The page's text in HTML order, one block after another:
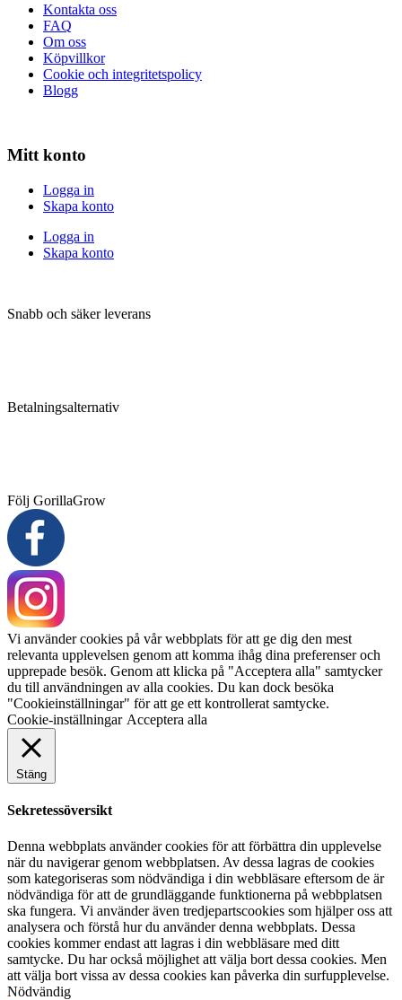
Kontakta oss
FAQ
Om oss
Köpvillkor
Cookie och integritetspolicy
Blogg
Mitt konto
Logga in
Skapa konto
Logga in
Skapa konto
Snabb och säker leverans
Betalningsalternativ
Följ GorillaGrow
Vi använder cookies på vår webbplats för att ge dig den mest
relevanta upplevelsen genom att komma ihåg dina preferenser och
upprepade besök. Genom att klicka på "Acceptera alla" samtycker
du till användningen av alla cookies. Du kan dock besöka
"Cookieinställningar" för att ge ett kontrollerat samtycke.
Cookie-inställningar Acceptera alla
Stäng
Sekretessöversikt
Denna webbplats använder cookies för att förbättra din upplevelse
när du navigerar genom webbplatsen. Av dessa lagras de cookies
som kategoriseras som nödvändiga i din webbläsare eftersom de är
nödvändiga för att de grundläggande funktionerna på webbplatsen
ska fungera. Vi använder även tredjepartscookies som hjälper oss att
analysera och förstå hur du använder denna webbplats. Dessa
cookies kommer endast att lagras i din webbläsare med ditt
samtycke. Du har också möjlighet att välja bort dessa cookies. Men
att välja bort vissa av dessa cookies kan påverka din surfupplevelse.
Nödvändig